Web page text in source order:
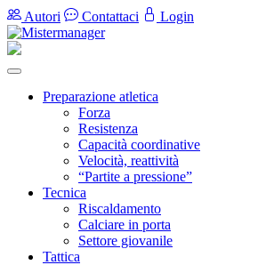
Autori Contattaci Login
Preparazione atletica
Forza
Resistenza
Capacità coordinative
Velocità, reattività
“Partite a pressione”
Tecnica
Riscaldamento
Calciare in porta
Settore giovanile
Tattica